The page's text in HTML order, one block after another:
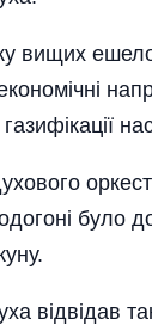
вищих
було
відвідав